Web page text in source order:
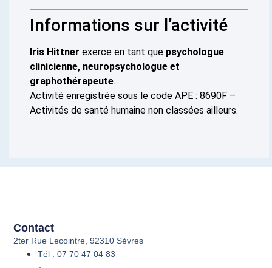
Informations sur l’activité
Iris Hittner exerce en tant que psychologue
clinicienne, neuropsychologue et
graphothérapeute.
Activité enregistrée sous le code APE : 8690F –
Activités de santé humaine non classées ailleurs.
Contact
2ter Rue Lecointre, 92310 Sèvres
Tél : 07 70 47 04 83